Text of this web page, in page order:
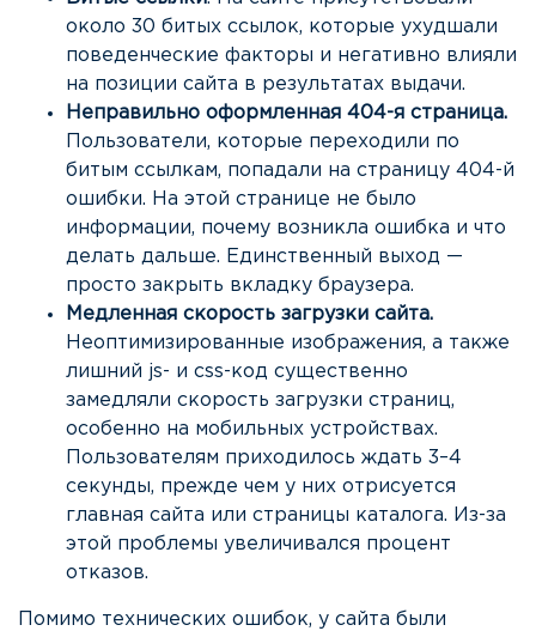
около 30 битых ссылок, которые ухудшали
поведенческие факторы и негативно влияли
на позиции сайта в результатах выдачи.
Неправильно оформленная 404-я страница.
Пользователи, которые переходили по
битым ссылкам, попадали на страницу 404-й
ошибки. На этой странице не было
информации, почему возникла ошибка и что
делать дальше. Единственный выход —
просто закрыть вкладку браузера.
Медленная скорость загрузки сайта.
Неоптимизированные изображения, а также
лишний js- и css-код существенно
замедляли скорость загрузки страниц,
особенно на мобильных устройствах.
Пользователям приходилось ждать 3–4
секунды, прежде чем у них отрисуется
главная сайта или страницы каталога. Из-за
этой проблемы увеличивался процент
отказов.
Помимо технических ошибок, у сайта были